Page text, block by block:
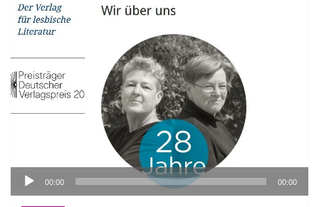
Audio-
Player
00:00 00:00